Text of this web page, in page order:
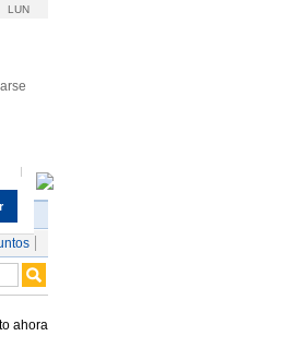
LUN
ahora